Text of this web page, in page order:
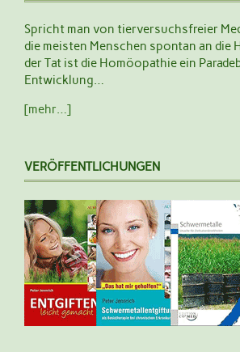
Spricht man von tierversuchsfreier
die meisten Menschen spontan an die
der Tat ist die Homöopathie ein
Entwicklung…
[mehr…]
VERÖFFENTLICHUNGEN